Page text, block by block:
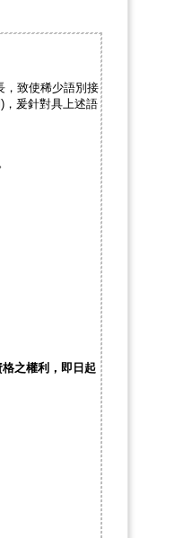
，致使稀少語別接
，爰針對具上述語
之權利，即日起